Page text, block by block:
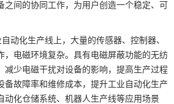
之间的协同工作，为用户创造一个稳定、可
动化生产线上，大量的传感器、控制器、
，电磁环境复杂。具有电磁屏蔽功能的无纺
减少电磁干扰对设备的影响，提高生产过程
备故障率和维修成本，提升工业自动化生产
动化仓储系统、机器人生产线等应用场景